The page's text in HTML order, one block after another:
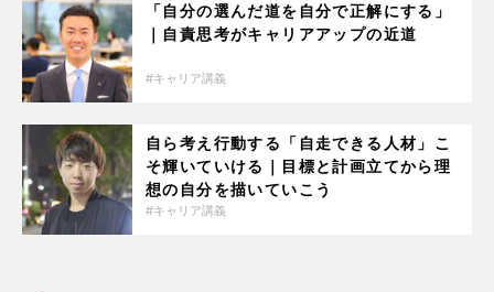
「自分の選んだ道を自分で正解にする」
｜自責思考がキャリアアップの近道
キャリア講義
自ら考え行動する「自走できる人材」こ
そ輝いていける｜目標と計画立てから理
想の自分を描いていこう
キャリア講義